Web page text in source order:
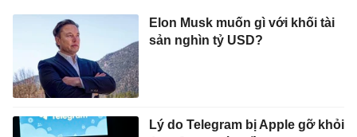
Elon Musk muốn gì với khối tài
sản nghìn tỷ USD?
Lý do Telegram bị Apple gỡ khỏi